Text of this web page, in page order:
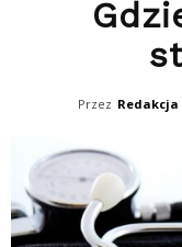
Przez Redakcja